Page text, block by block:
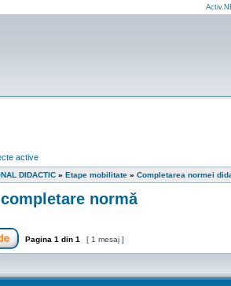
active
DIDACTIC » Etape mobilitate » Completarea normei
normă
Răspunde la subiect
Pagina 1 din 1 [ 1 mesaj ]